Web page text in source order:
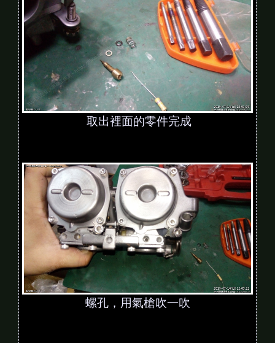
取出裡面的零件完成
螺孔，用氣槍吹一吹